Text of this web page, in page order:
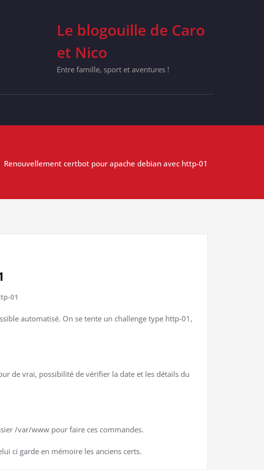
Le blogouille de Caro
et Nico
Entre famille, sport et aventures !
Renouvellement certbot pour apache debian avec http-01
01
automatisé. On se tente un challenge type http-01,
de vrai, possibilité de vérifier la date et les détails du
/var/www pour faire ces commandes.
ci garde en mémoire les anciens certs.